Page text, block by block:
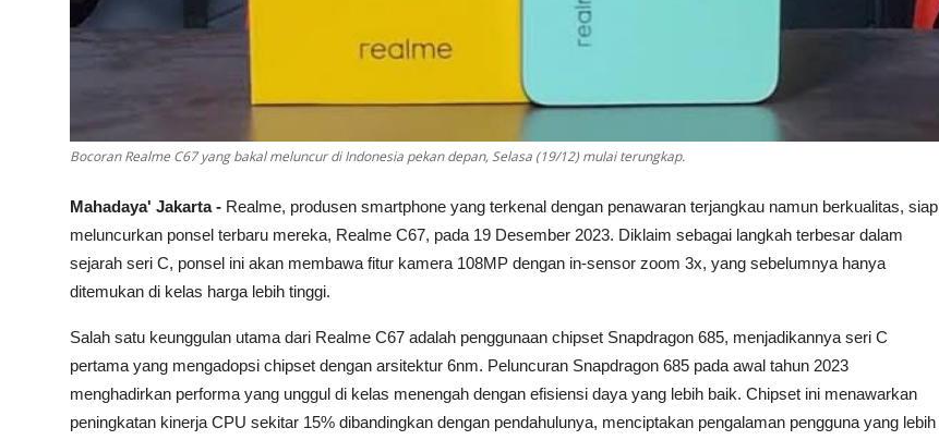
Bocoran Realme C67 yang bakal meluncur di Indonesia pekan depan, Selasa (19/12) mulai terungkap.
Mahadaya' Jakarta - Realme, produsen smartphone yang terkenal dengan penawaran terjangkau namun berkualitas, siap
meluncurkan ponsel terbaru mereka, Realme C67, pada 19 Desember 2023. Diklaim sebagai langkah terbesar dalam
sejarah seri C, ponsel ini akan membawa fitur kamera 108MP dengan in-sensor zoom 3x, yang sebelumnya hanya
ditemukan di kelas harga lebih tinggi.
Salah satu keunggulan utama dari Realme C67 adalah penggunaan chipset Snapdragon 685, menjadikannya seri C
pertama yang mengadopsi chipset dengan arsitektur 6nm. Peluncuran Snapdragon 685 pada awal tahun 2023
menghadirkan performa yang unggul di kelas menengah dengan efisiensi daya yang lebih baik. Chipset ini menawarkan
peningkatan kinerja CPU sekitar 15% dibandingkan dengan pendahulunya, menciptakan pengalaman pengguna yang lebih